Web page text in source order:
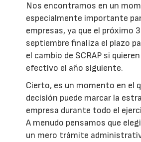
Nos encontramos en un
especialmente importante
empresas, ya que el próximo
septiembre finaliza el plazo
el cambio de SCRAP si
efectivo el año siguiente.
Cierto, es un momento en el
decisión puede marcar la
empresa durante todo el
A menudo pensamos que
un mero trámite